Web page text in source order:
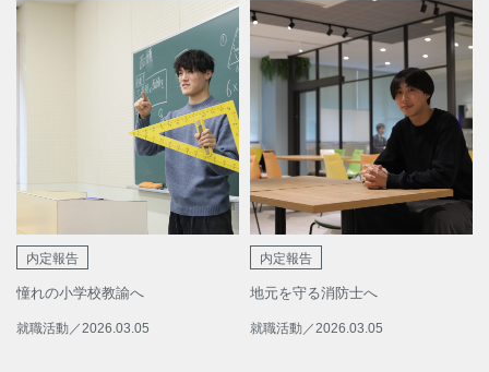
内定報告
憧れの小学校教諭へ
就職活動／2026.03.05
内定報告
地元を守る消防士へ
就職活動／2026.03.05